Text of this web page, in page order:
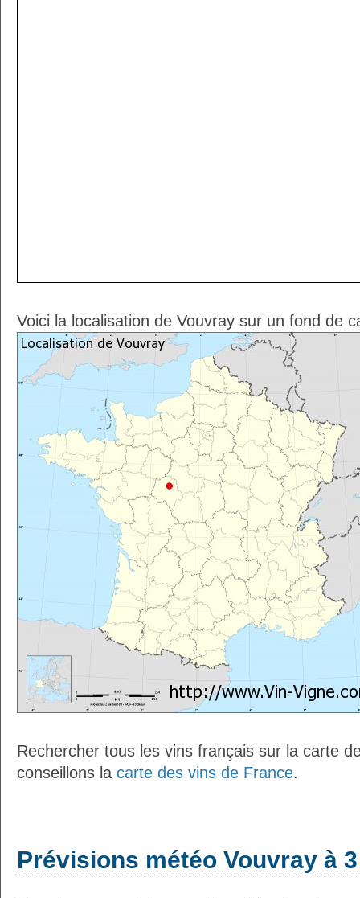
Voici la localisation de Vouvray sur un fond de
Rechercher tous les vins français sur la carte
conseillons la carte des vins de France.
Prévisions météo Vouvray à